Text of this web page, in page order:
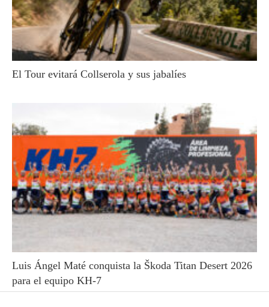
El Tour evitará Collserola y sus jabalíes
Luis Ángel Maté conquista la Škoda Titan Desert 2026
para el equipo KH-7